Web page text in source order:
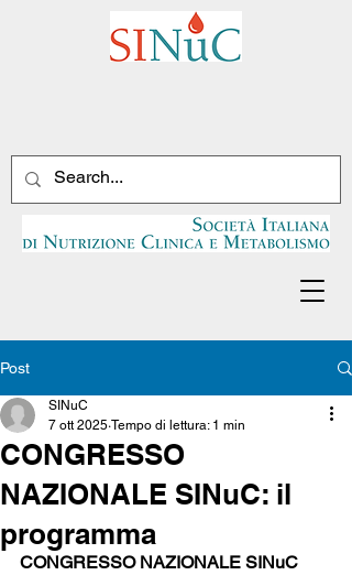
Post
CONGRESSO
NAZIONALE SINuC: il
programma
SINuC
7 ott 2025 Tempo di lettura: 1 min
CONGRESSO NAZIONALE SINuC